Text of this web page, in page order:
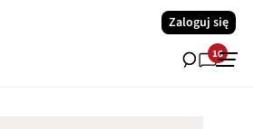
Zaloguj się
16